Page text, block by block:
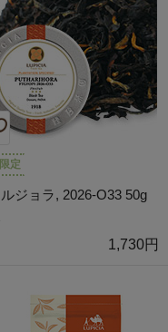
定
ジョラ, 2026-O33 50g
1,730円